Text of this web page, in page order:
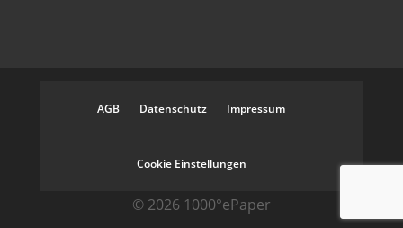
AGB Datenschutz Impressum
Cookie Einstellungen
© 2026 1000°ePaper